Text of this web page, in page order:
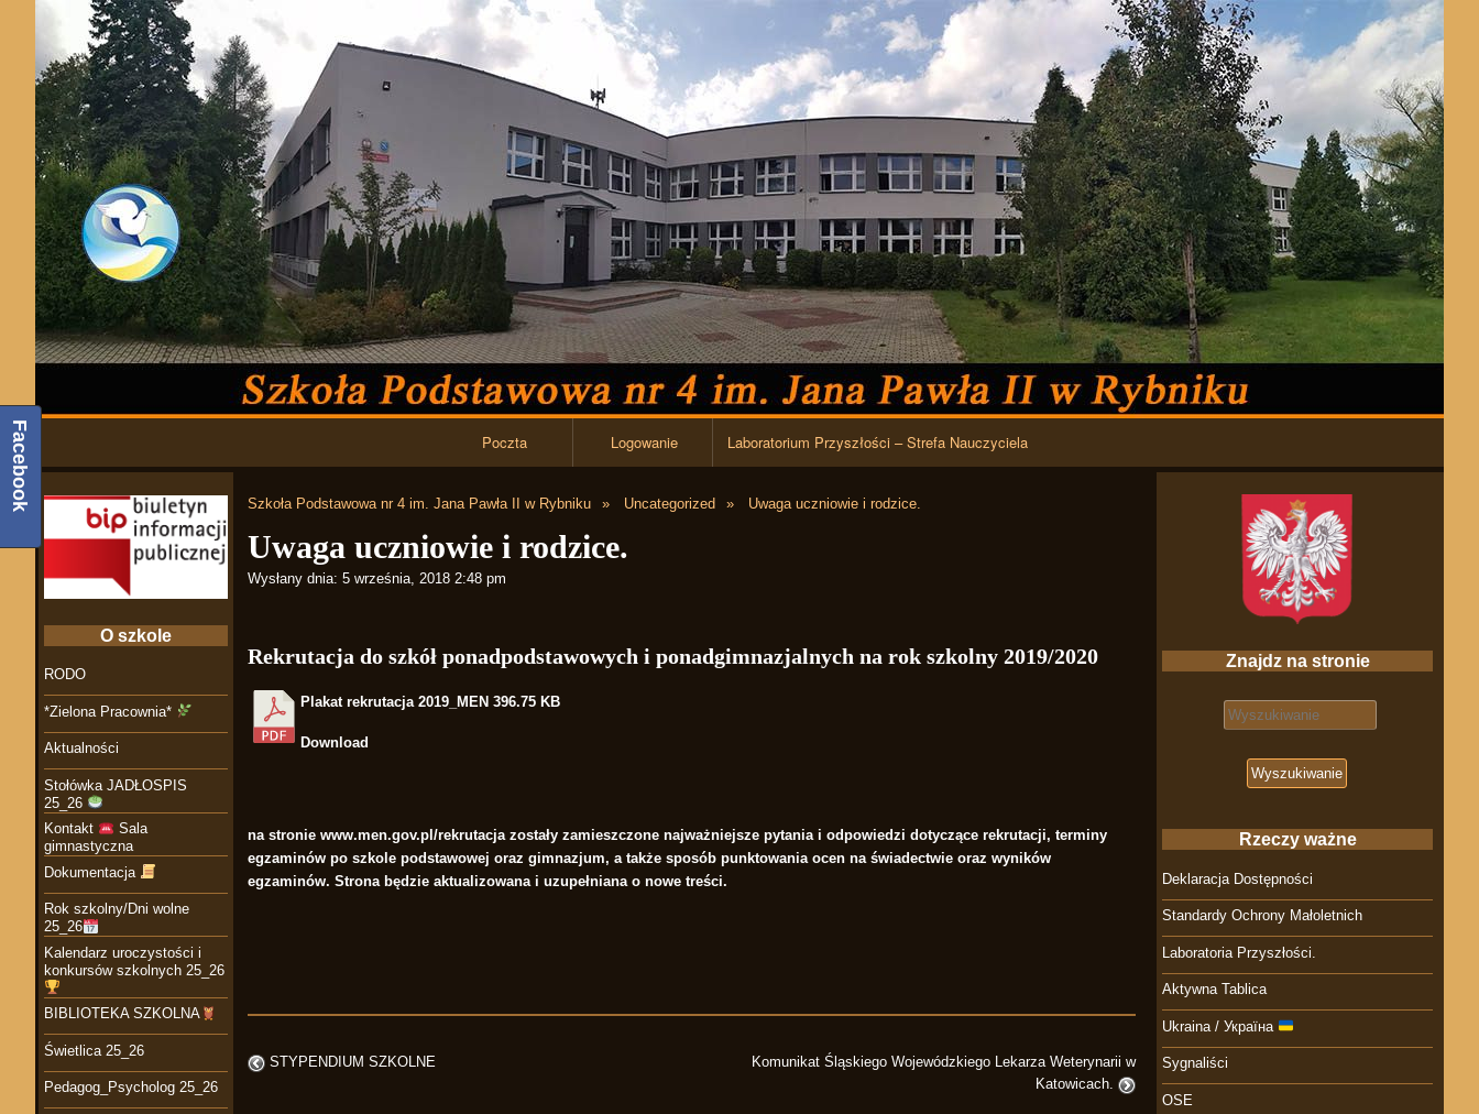
Przejdź do zawartości
Poczta Logowanie Laboratorium Przyszłości – Strefa Nauczyciela
Szkoła Podstawowa nr 4 im. Jana Pawła II w Rybniku Uncategorized Uwaga uczniowie i rodzice.
Uwaga uczniowie i rodzice.
Wysłany dnia: 5 września, 2018 2:48 pm
Rekrutacja do szkół ponadpodstawowych i ponadgimnazjalnych na rok szkolny 2019/2020
Plakat rekrutacja 2019_MEN 396.75 KB
Download
na stronie www.men.gov.pl/rekrutacja zostały zamieszczone najważniejsze pytania i odpowiedzi dotyczące rekrutacji, terminy
egzaminów po szkole podstawowej oraz gimnazjum, a także sposób punktowania ocen na świadectwie oraz wyników
egzaminów. Strona będzie aktualizowana i uzupełniana o nowe treści.
STYPENDIUM SZKOLNE
Komunikat Śląskiego Wojewódzkiego Lekarza Weterynarii w
Katowicach.
Znajdz na stronie
Search for:
Rzeczy ważne
Deklaracja Dostępności
Standardy Ochrony Małoletnich
Laboratoria Przyszłości.
Aktywna Tablica
Ukraina / Україна
Sygnaliści
OSE
O szkole
RODO
*Zielona Pracownia*
Aktualności
Stołówka JADŁOSPIS
25_26
Kontakt
Sala
gimnastyczna
Dokumentacja
Rok szkolny/Dni wolne
25_26
Kalendarz uroczystości i
konkursów szkolnych 25_26
BIBLIOTEKA SZKOLNA
Świetlica 25_26
Pedagog_Psycholog 25_26
Facebook